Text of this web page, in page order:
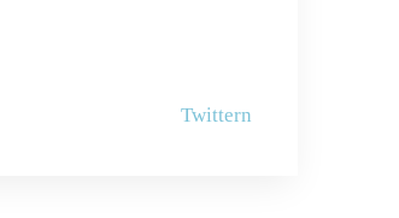
Twittern